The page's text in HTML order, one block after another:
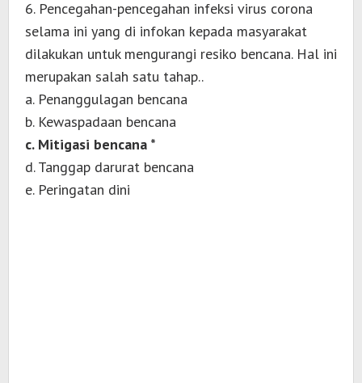
6. Pencegahan-pencegahan infeksi virus corona
selama ini yang di infokan kepada masyarakat
dilakukan untuk mengurangi resiko bencana. Hal ini
merupakan salah satu tahap..
a. Penanggulagan bencana
b. Kewaspadaan bencana
c. Mitigasi bencana *
d. Tanggap darurat bencana
e. Peringatan dini